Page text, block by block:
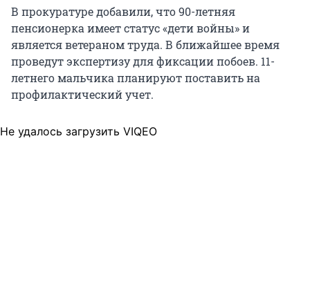
В прокуратуре добавили, что 90-летняя
пенсионерка имеет статус «дети войны» и
является ветераном труда. В ближайшее время
проведут экспертизу для фиксации побоев. 11-
летнего мальчика планируют поставить на
профилактический учет.
Не удалось загрузить VIQEO